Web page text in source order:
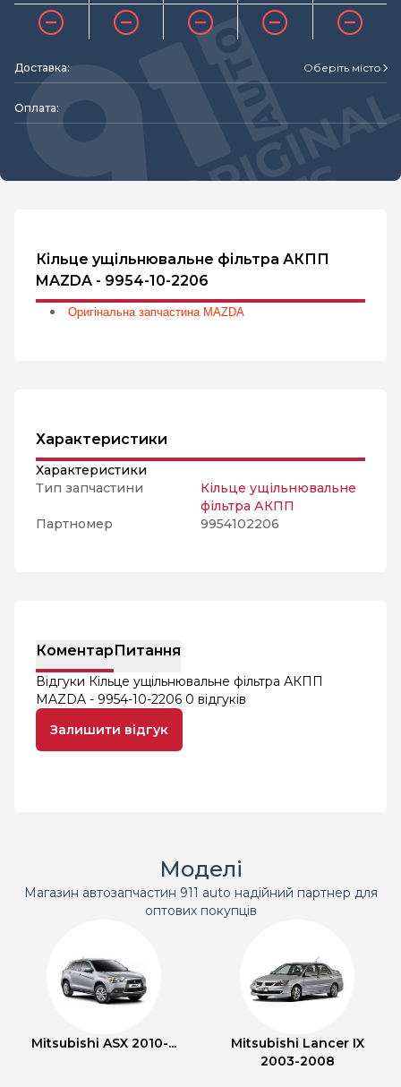
Доставка: Оберіть місто
Оплата:
Кільце ущільнювальне фільтра АКПП
MAZDA - 9954-10-2206
Оригінальна запчастина MAZDA
Характеристики
Характеристики
Тип запчастини
Кільце ущільнювальне
фільтра АКПП
Партномер
9954102206
КоментарПитання
Відгуки Кільце ущільнювальне фільтра АКПП
MAZDA - 9954-10-2206 0 відгуків
Залишити відгук
Моделі
Магазин автозапчастин 911 auto надійний партнер для
оптових покупців
Mitsubishi ASX 2010-...
Mitsubishi Lancer IX
2003-2008